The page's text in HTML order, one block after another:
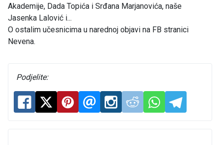
Akademije, Dada Topića i Srđana Marjanovića, naše
Jasenka Lalović i...
O ostalim učesnicima u narednoj objavi na FB stranici
Nevena.
Podjelite: